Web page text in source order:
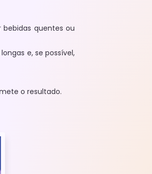
quentes ou
e, se possível,
o resultado.